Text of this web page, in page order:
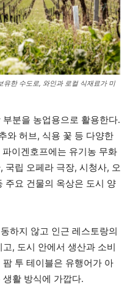
유한 수도로, 와인과 로컬 식재료가 미
분을 농업용으로 활용한다.
와 허브, 식용 꽃 등 다양한
이겐호프에는 유기농 무화
국립 오페라 극장, 시청사, 오
주요 건물의 옥상은 도시 양
하지 않고 인근 레스토랑의
, 도시 안에서 생산과 소비
투 테이블은 유행어가 아
활 방식에 가깝다.